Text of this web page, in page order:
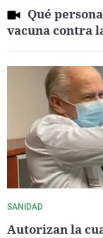
Qué
vacuna contra
SANIDAD
Autorizan la